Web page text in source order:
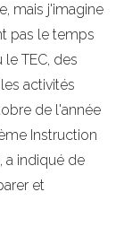
mais j'imagine
pas le temps
TEC, des
activités
de l'année
Instruction
a indiqué de
et